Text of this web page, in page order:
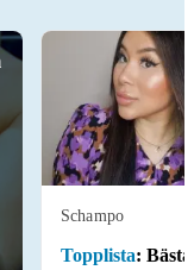
Schampo
Topplista: